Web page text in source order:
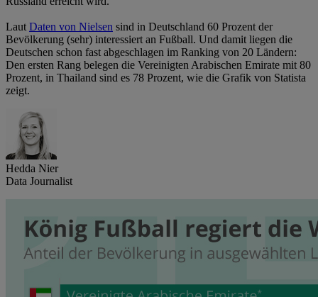
LautDaten von Nielsen sind in Deutschland 60 Prozent der
Bevölkerung (sehr) interessiert an Fußball. Und damit liegen die
Deutschen schon fast abgeschlagen im Ranking von 20 Ländern:
Den ersten Rang belegen die Vereinigten Arabischen Emirate mit 80
Prozent, in Thailand sind es 78 Prozent, wie die Grafik von Statista
zeigt.
Hedda Nier
Data Journalist